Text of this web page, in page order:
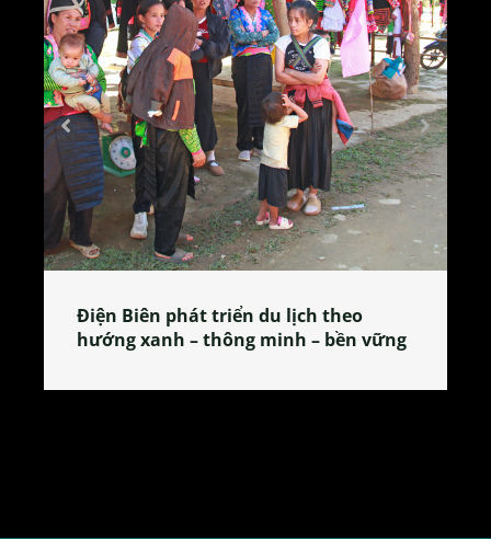
Làng làm bánh tẻ Phú Nhi – nơi lan
tỏa đặc sản xứ Đoài